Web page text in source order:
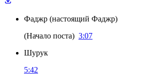
Фаджр (настоящий Фаджр)
(Начало поста) 3:07
Шурук
5:42